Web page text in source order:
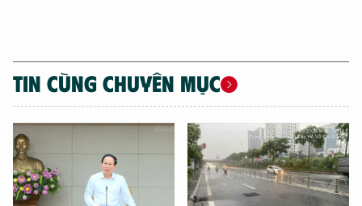
TIN CÙNG CHUYÊN MỤC